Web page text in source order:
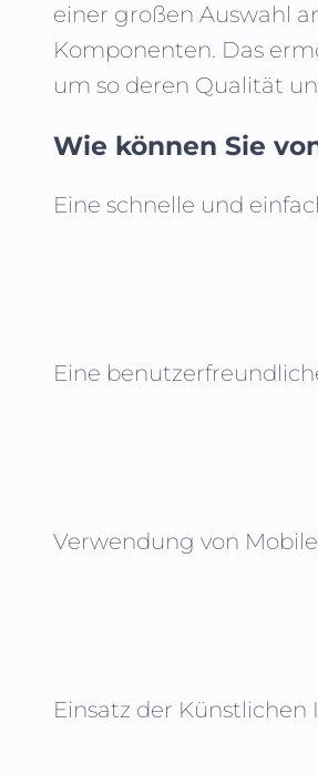
einer großen Auswahl
Komponenten. Das
um so deren Qualität
Wie können Sie
Eine schnelle und
Eine
Verwendung von
Einsatz der Künstlichen